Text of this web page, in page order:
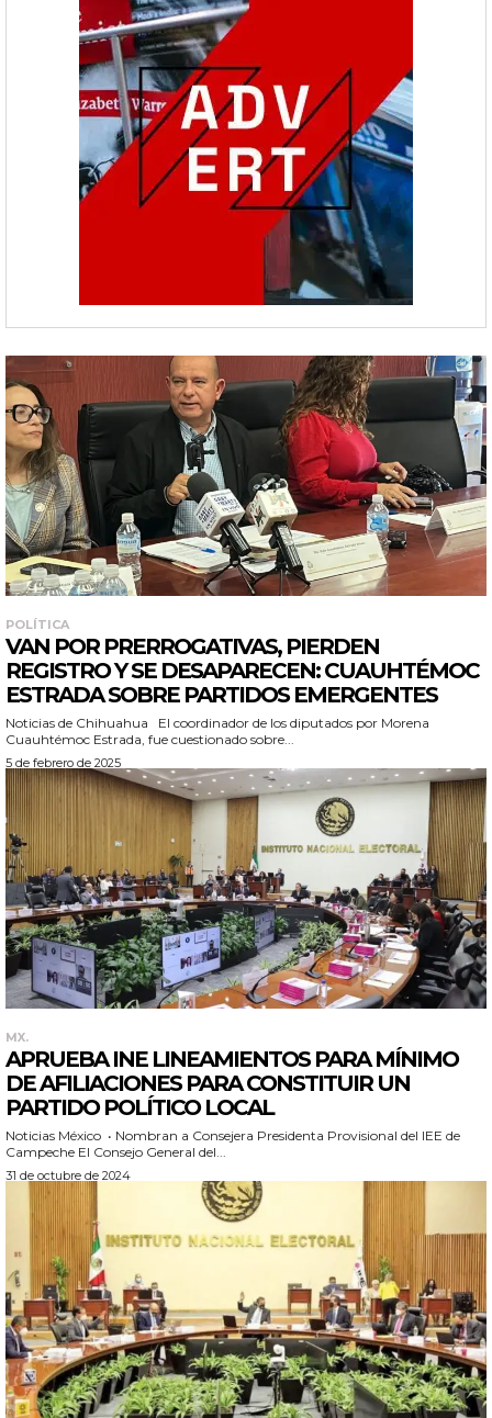
POLÍTICA
VAN POR PRERROGATIVAS, PIERDEN
REGISTRO Y SE DESAPARECEN: CUAUHTÉMOC
ESTRADA SOBRE PARTIDOS EMERGENTES
Noticias de Chihuahua El coordinador de los diputados por Morena
Cuauhtémoc Estrada, fue cuestionado sobre...
5 de febrero de 2025
MX.
APRUEBA INE LINEAMIENTOS PARA MÍNIMO
DE AFILIACIONES PARA CONSTITUIR UN
PARTIDO POLÍTICO LOCAL
Noticias México • Nombran a Consejera Presidenta Provisional del IEE de
Campeche El Consejo General del...
31 de octubre de 2024